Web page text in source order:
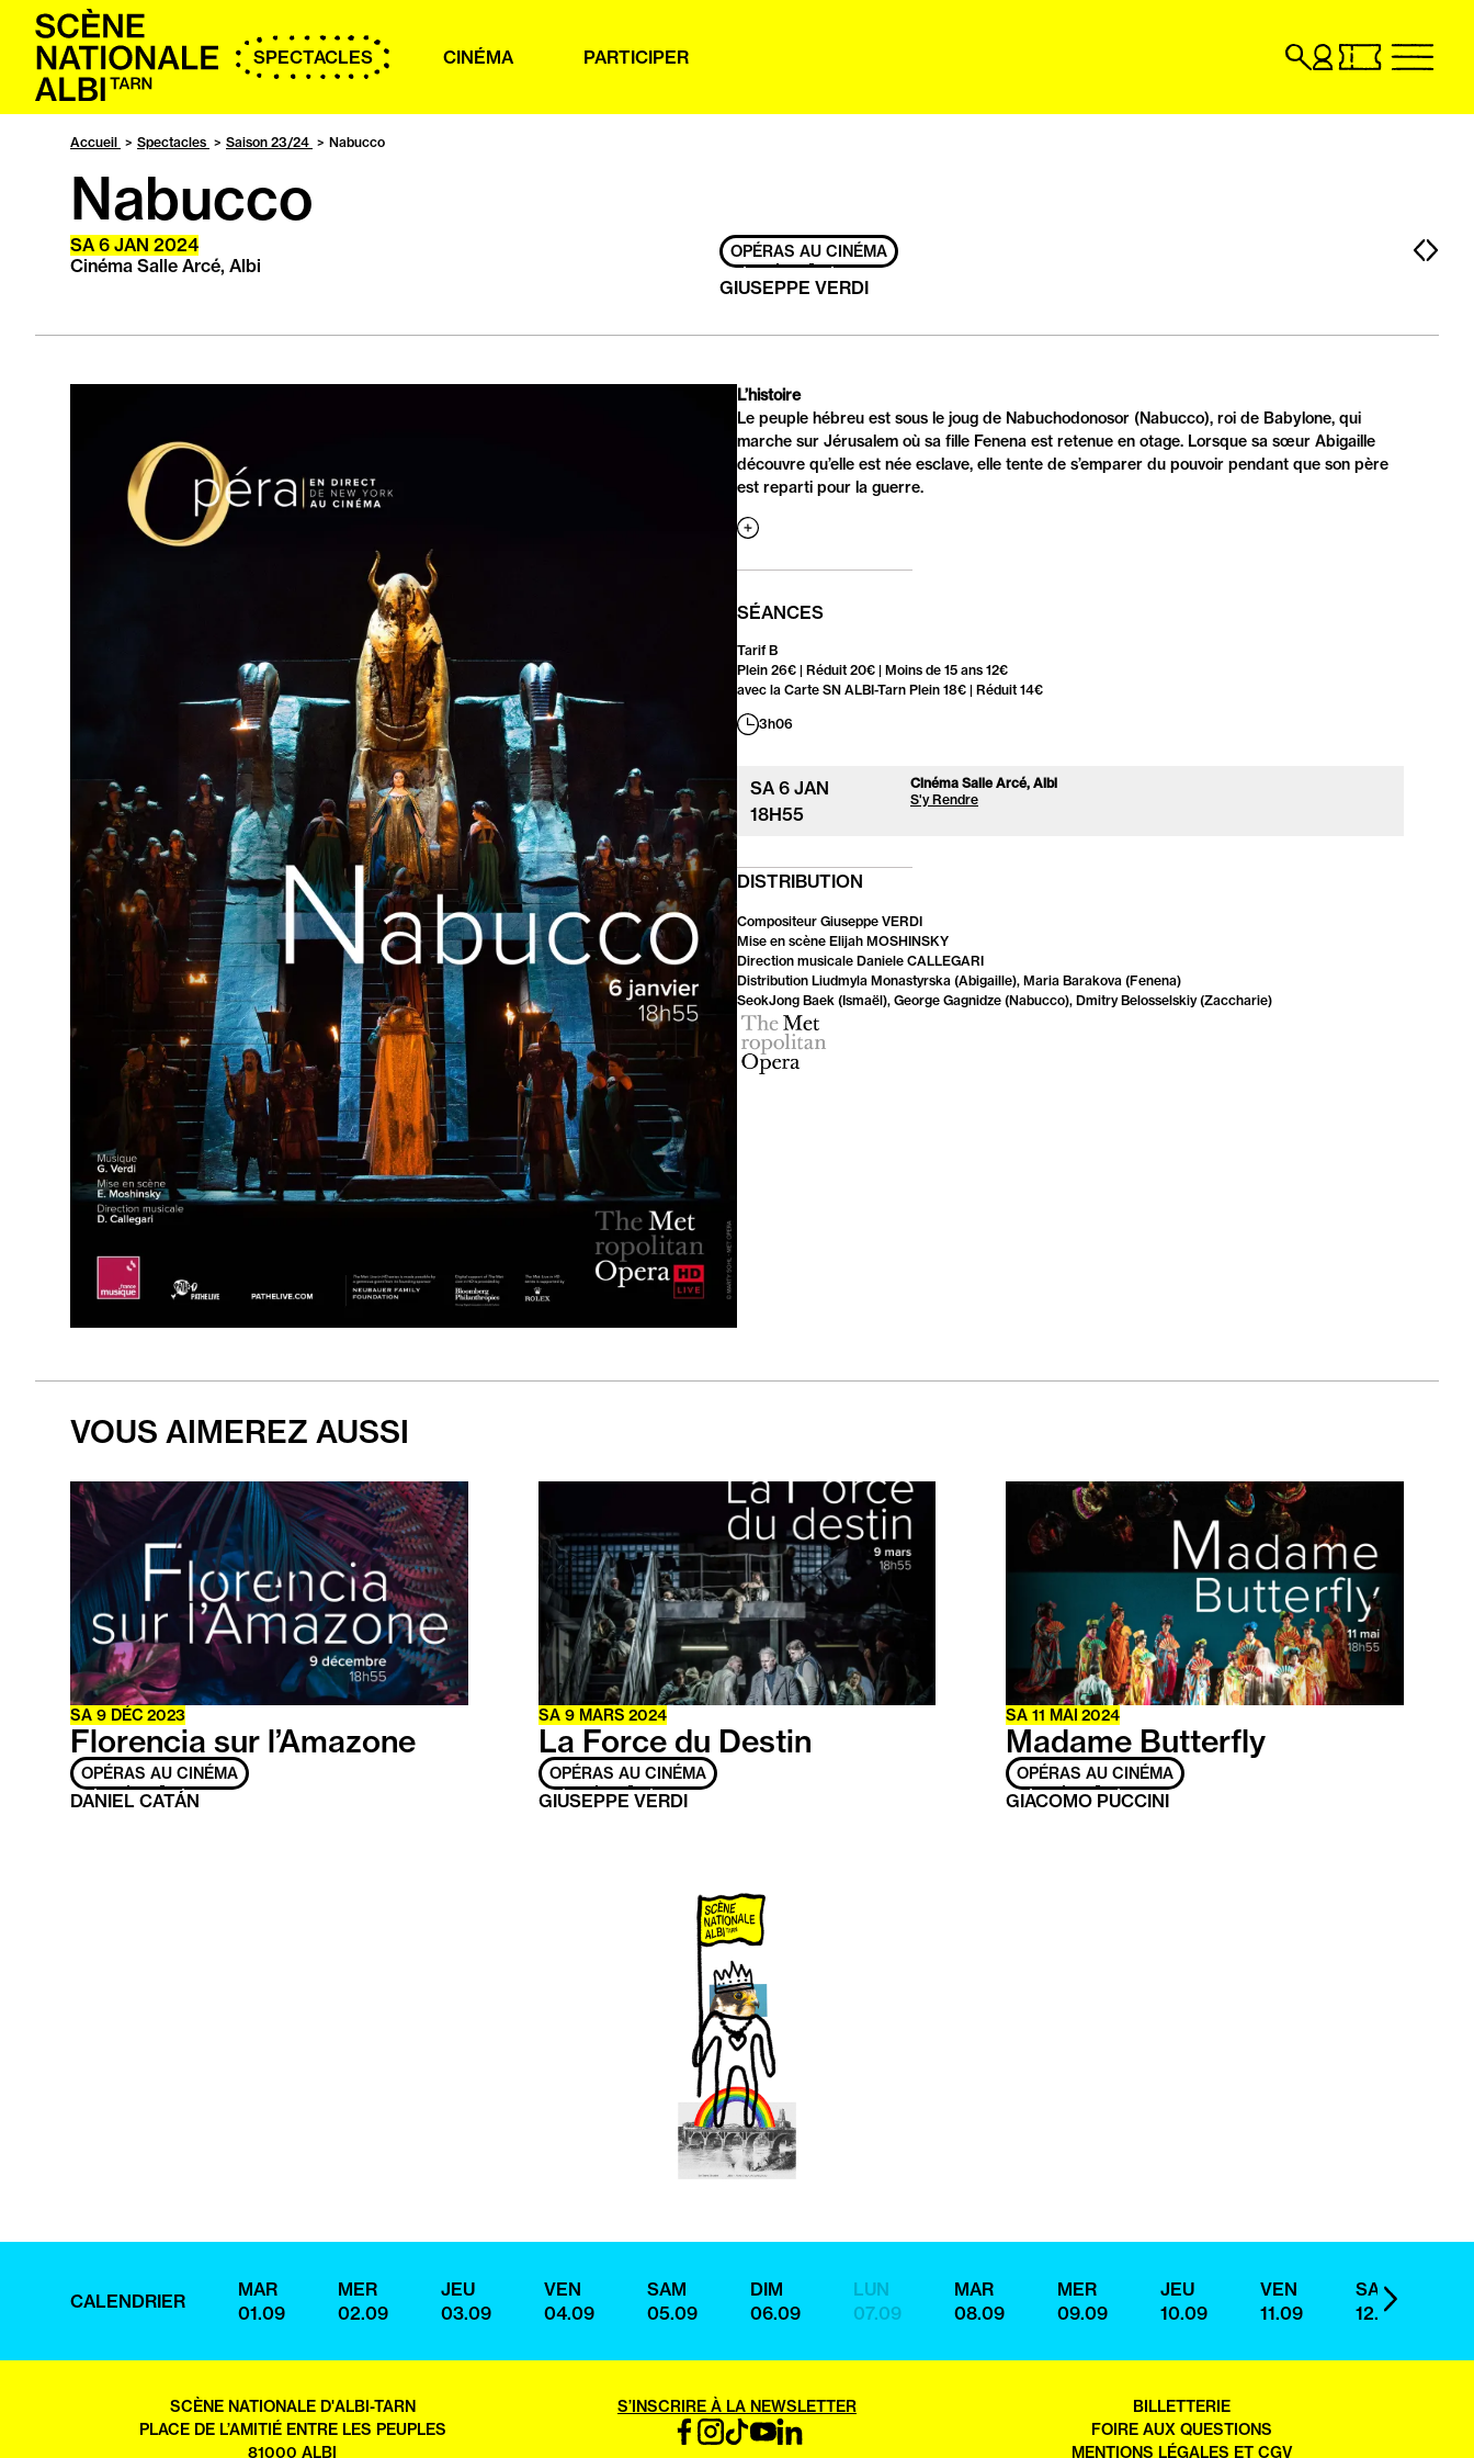
Accueil
SPECTACLES CINÉMA PARTICIPER Recherche
Compte
Billetteriemenu
Accueil Spectacles Saison 23/24 Nabucco
Nabucco
SA 6 JAN 2024
Cinéma Salle Arcé, Albi
OPÉRAS AU CINÉMA
GIUSEPPE VERDI
PRÉSENTATION
L’histoire
Le peuple hébreu est sous le joug de Nabuchodonosor (Nabucco), roi de Babylone, qui
marche sur Jérusalem où sa fille Fenena est retenue en otage. Lorsque sa sœur Abigaille
découvre qu’elle est née esclave, elle tente de s’emparer du pouvoir pendant que son père
est reparti pour la guerre.
Afficher
suite
SÉANCES
Tarif B
Plein 26€ | Réduit 20€ | Moins de 15 ans 12€
avec la Carte SN ALBI-Tarn Plein 18€ | Réduit 14€
3h06
SA 6 JAN
18H55
Cinéma Salle Arcé, Albi
S'y Rendre
DISTRIBUTION
Compositeur Giuseppe VERDI
Mise en scène Elijah MOSHINSKY
Direction musicale Daniele CALLEGARI
Distribution Liudmyla Monastyrska (Abigaille), Maria Barakova (Fenena)
SeokJong Baek (Ismaël), George Gagnidze (Nabucco), Dmitry Belosselskiy (Zaccharie)
Metropolitan
Opera
de
New
VOUS AIMEREZ AUSSI
Florencia sur l’Amazone
SA 9 DÉC 2023
OPÉRAS AU CINÉMA
DANIEL CATÁN
En
savoir
plus
La Force du Destin
SA9 MARS 2024
OPÉRAS AU CINÉMA
GIUSEPPE VERDI
plus
Madame Butterfly
SA 11 MAI 2024
OPÉRAS AU CINÉMA
GIACOMO PUCCINI
savoir
plus
CALENDRIER
IMAGE
SUIVANTE
MAR
01.09
MER
02.09
JEU
03.09
VEN
04.09
SAM
05.09
DIM
06.09
LUN
07.09
MAR
08.09
MER
09.09
JEU
10.09
VEN
11.09
SAM
12.09
SCÈNE NATIONALE D'ALBI-TARN
PLACE DE L’AMITIÉ ENTRE LES PEUPLES
81000 ALBI
S’INSCRIRE À LA NEWSLETTER
FACEBOOK
INSTAGRAM
TIKTOK
YOUTUBE
LINKEDIN
OUVRIR
DANS
UN
BILLETTERIE
FOIRE AUX QUESTIONS
MENTIONS LÉGALES ET CGV